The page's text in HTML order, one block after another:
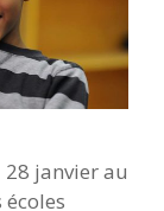
janvier au